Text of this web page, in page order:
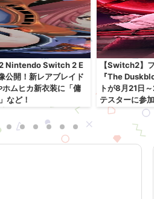
2 Nintendo Switch 2 E
公開！新レアブレイド
ホムヒカ新衣装に「傭
など！
【Switch2】
『The
トが8月21日
テスターに参